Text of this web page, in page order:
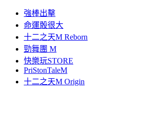
強棒出擊
命運骰很大
十二之天M Reborn
勁舞團 M
快樂玩STORE
PriStonTaleM
十二之天M Origin